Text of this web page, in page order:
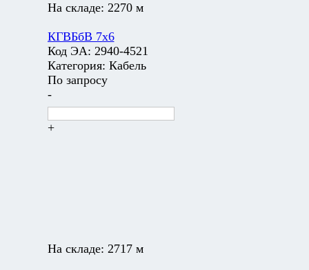
На складе: 2270 м
КГВБбВ 7х6
Код ЭА: 2940-4521
Категория: Кабель
По запросу
-
+
На складе: 2717 м